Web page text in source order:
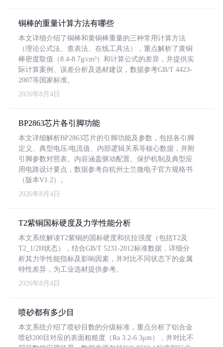
铜棒的重量计算方法有哪些
本文详细介绍了铜棒和黄铜棒重量的三种常用计算方法
（理论公式法、查表法、在线工具法），重点解析了黄铜
棒密度取值（8.4-8.7g/cm³）和计算公式的差异，并提供实
际计算案例、误差分析及选材建议，数据参考GB/T 4423-
2007等国家标准。
2026年8月4日
BP2863芯片各引脚功能
本文详细解析BP2863芯片的引脚功能及参数，包括各引脚
定义、典型电压/电流值、内部逻辑关系等核心数据，并附
引脚参数对照表。内容涵盖驱动配置、保护机制及典型应
用电路设计要点，数据参考自杭州士兰微电子官方规格书
（版本V1.2）。
2026年8月4日
T2紫铜国标硬度及力学性能分析
本文系统解读T2紫铜的国标硬度和抗拉强度（包括T2及
T2_1/2H状态），结合GB/T 5231-2012标准数据，详细分
析其力学性能指标及影响因素，并对比不同状态下的金属
特性差异，为工业选材提供参考。
2026年8月4日
喷砂都有多少目
本文系统介绍了喷砂目数的分级标准，重点分析了铝合金
喷砂200目对应的表面粗糙度（Ra 3.2-6.3μm），并对比不